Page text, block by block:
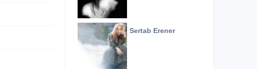
Sertab Erener